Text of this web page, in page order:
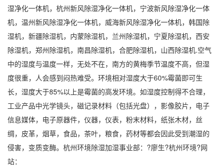
湿净化一体机，杭州新风除湿净化一体机，宁波新风除湿净化一体
机，温州新风除湿净化一体机，威海新风除湿净化一体机，韩国除
湿机，新疆除湿机，内蒙除湿机，兰州除湿机，宁夏除湿机，西安
除湿机，郑州除湿机，南昌除湿机，合肥除湿机，山西除湿机.空气
中的湿度与温度一样，无处不在，南方的黄梅季节温度不高，但湿
度很重，人会感到闷热难受。环境相对湿度大于60%霉菌即可生
长，湿度大于85%以上是霉菌的高发环境。如湿度控制得不合理，
工业产品中光学镜头，磁记录材料（包括光盘），影像胶片，电子
信息媒体，电子原器件，仪器，仪表，粉末材料，纸张木材，丝
绸，皮革，烟草，食品， 茶叶，粮食，药材等都会因此受到潮湿的
侵害，变质变酶。杭州环境除湿加湿事业部：?廖生?杭州环境?网
站：